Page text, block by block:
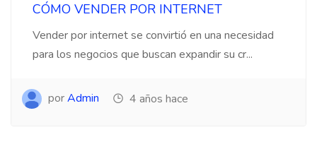
CÓMO VENDER POR INTERNET
Vender por internet se convirtió en una necesidad
para los negocios que buscan expandir su cr...
porAdmin 4 años hace